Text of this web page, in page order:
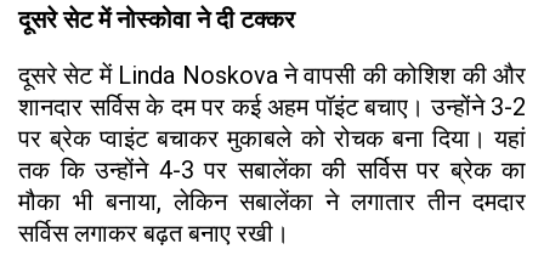
दूसरे सेट में नोस्कोवा ने दी टक्कर
दूसरे सेट में Linda Noskova ने वापसी की कोशिश की और
शानदार सर्विस के दम पर कई अहम पॉइंट बचाए। उन्होंने 3-2
पर ब्रेक प्वाइंट बचाकर मुकाबले को रोचक बना दिया। यहां
तक कि उन्होंने 4-3 पर सबालेंका की सर्विस पर ब्रेक का
मौका भी बनाया, लेकिन सबालेंका ने लगातार तीन दमदार
सर्विस लगाकर बढ़त बनाए रखी।